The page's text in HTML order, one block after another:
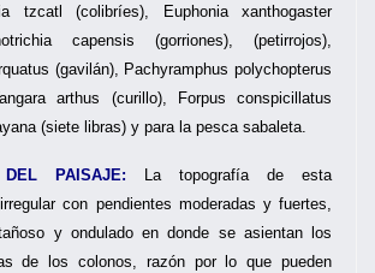
tzcatl (colibríes), Euphonia xanthogaster
capensis (gorriones), (petirrojos),
(gavilán), Pachyramphus polychopterus
arthus (curillo), Forpus conspicillatus
(siete libras) y para la pesca sabaleta.
DEL PAISAJE: La topografía de esta
con pendientes moderadas y fuertes,
y ondulado en donde se asientan los
de los colonos, razón por lo que pueden